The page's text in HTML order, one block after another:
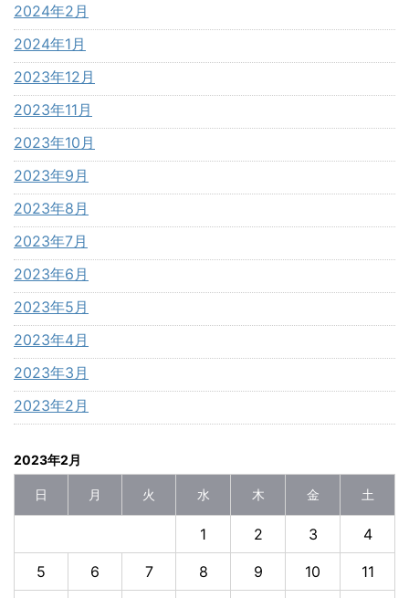
2024年2月
2024年1月
2023年12月
2023年11月
2023年10月
2023年9月
2023年8月
2023年7月
2023年6月
2023年5月
2023年4月
2023年3月
2023年2月
2023年2月
日 月 火 水 木 金 土
1 2 3 4
5 6 7 8 9 10 11